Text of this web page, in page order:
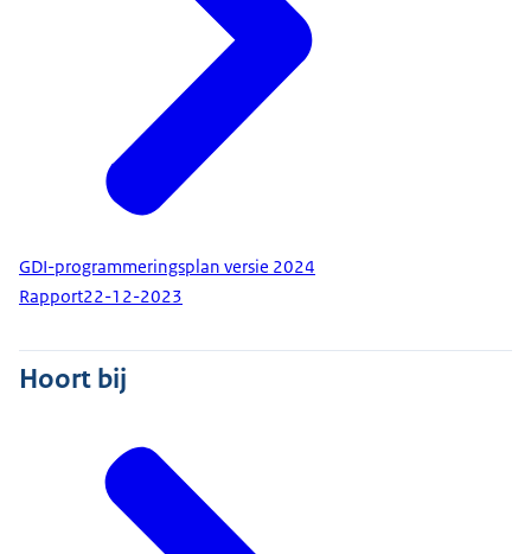
GDI-programmeringsplan versie 2024
Rapport22-12-2023
Hoort bij